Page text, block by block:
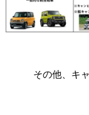
その他、キ